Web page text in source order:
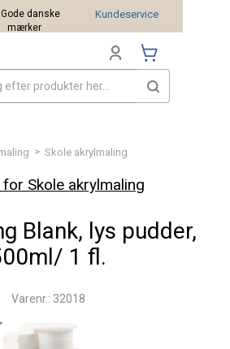
> Skole akrylmaling
Skole akrylmaling
Blank, lys pudder,
1 fl.
Varenr.: 32018
danske
mærker
Kundeservice
Mærker